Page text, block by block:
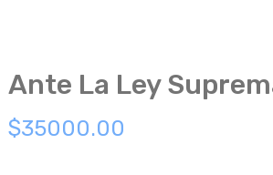
Ante La Ley
$35000.00